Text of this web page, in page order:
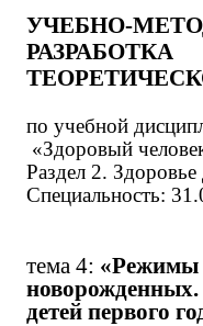
УЧЕБНО-
РАЗРАБОТКА
по учебной
«Здоровый
Раздел 2. Здоровье
Специальность:
тема 4: «Режимы
детей первого